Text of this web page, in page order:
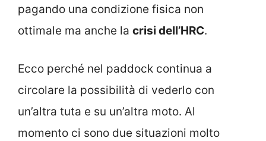
pagando una condizione fisica non
ottimale ma anche la crisi dell’HRC.
Ecco perché nel paddock continua a
circolare la possibilità di vederlo con
un’altra tuta e su un’altra moto. Al
momento ci sono due situazioni molto